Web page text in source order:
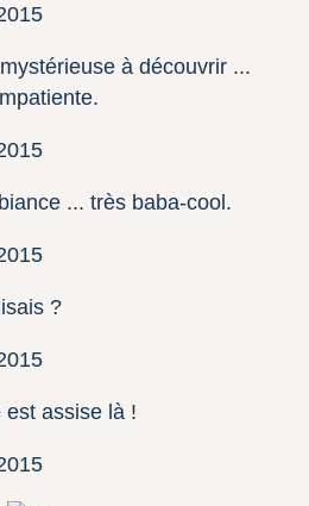
à découvrir ...
... très baba-cool.
?
assise là !